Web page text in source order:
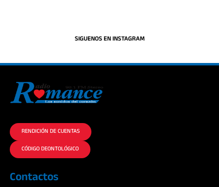
SIGUENOS EN INSTAGRAM
RENDICIÓN DE CUENTAS
CÓDIGO DEONTOLÓGICO
Contactos